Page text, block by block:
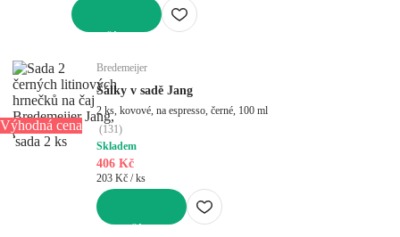
Výhodná cena
sada 2 ks
Bredemeijer
Šálky v sadě Jang
2 ks, kovové, na espresso, černé, 100 ml
(131)
Skladem
406 Kč
203 Kč / ks